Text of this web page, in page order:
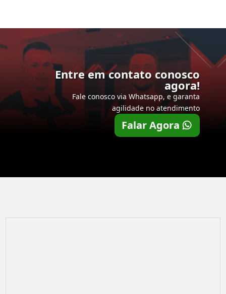
Entre em contato conosco
agora!
Fale conosco via Whatsapp, e garanta
agilidade no atendimento
Falar Agora